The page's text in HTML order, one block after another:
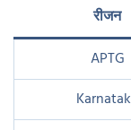
रीजन
APTG